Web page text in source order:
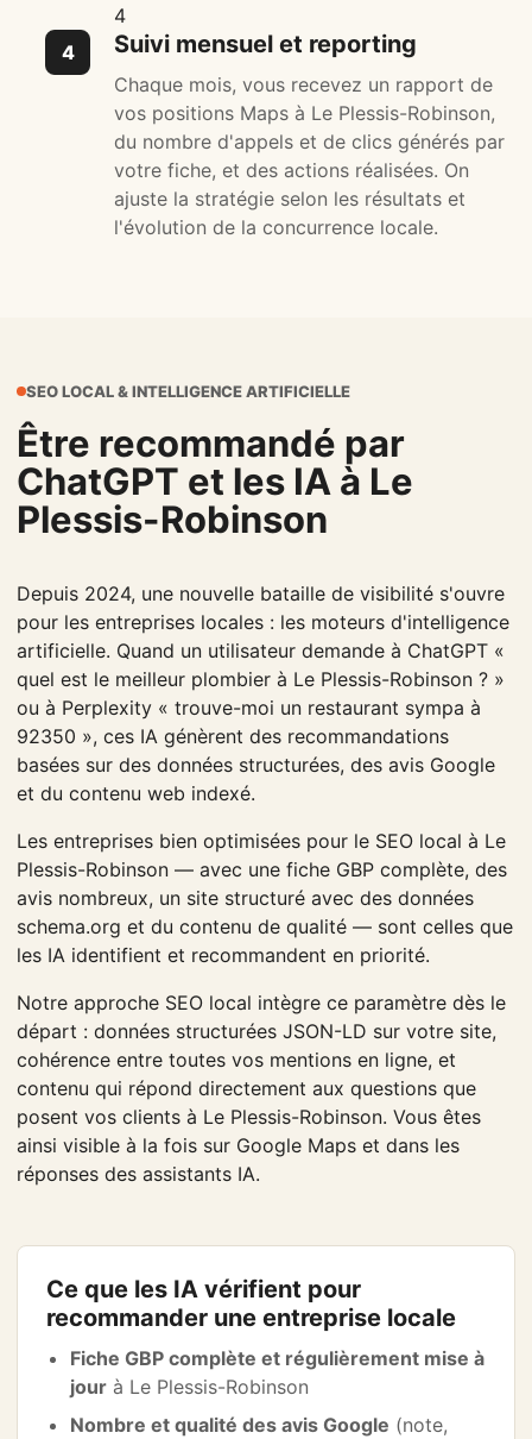
4
Suivi mensuel et reporting
Chaque mois, vous recevez un rapport de
vos positions Maps à Le Plessis-Robinson,
du nombre d'appels et de clics générés par
votre fiche, et des actions réalisées. On
ajuste la stratégie selon les résultats et
l'évolution de la concurrence locale.
SEO LOCAL & INTELLIGENCE ARTIFICIELLE
Être recommandé par
ChatGPT et les IA à Le
Plessis-Robinson
Depuis 2024, une nouvelle bataille de visibilité s'ouvre
pour les entreprises locales : les moteurs d'intelligence
artificielle. Quand un utilisateur demande à ChatGPT «
quel est le meilleur plombier à Le Plessis-Robinson ? »
ou à Perplexity « trouve-moi un restaurant sympa à
92350 », ces IA génèrent des recommandations
basées sur des données structurées, des avis Google
et du contenu web indexé.
Les entreprises bien optimisées pour le SEO local à Le
Plessis-Robinson — avec une fiche GBP complète, des
avis nombreux, un site structuré avec des données
schema.org et du contenu de qualité — sont celles que
les IA identifient et recommandent en priorité.
Notre approche SEO local intègre ce paramètre dès le
départ : données structurées JSON-LD sur votre site,
cohérence entre toutes vos mentions en ligne, et
contenu qui répond directement aux questions que
posent vos clients à Le Plessis-Robinson. Vous êtes
ainsi visible à la fois sur Google Maps et dans les
réponses des assistants IA.
Ce que les IA vérifient pour
recommander une entreprise locale
Fiche GBP complète et régulièrement mise à
jour à Le Plessis-Robinson
Nombre et qualité des avis Google (note,